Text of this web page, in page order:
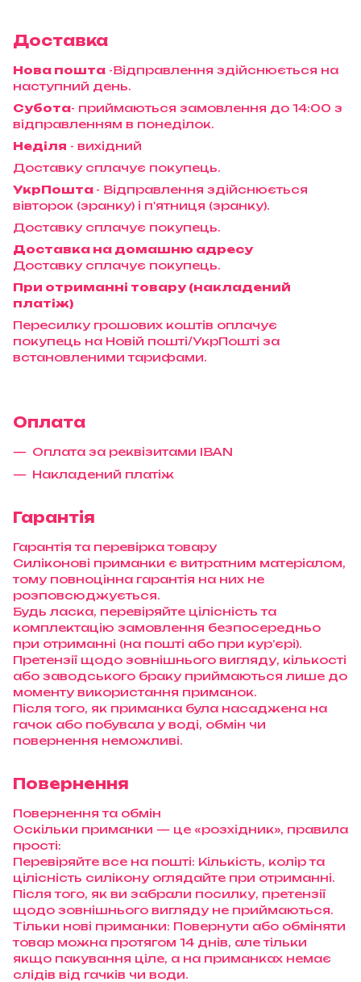
Доставка
Нова пошта -Відправлення здійснюється на
наступний день.
Субота- приймаються замовлення до 14:00 з
відправленням в понеділок.
Неділя - вихідний
Доставку сплачує покупець.
УкрПошта - Відправлення здійснюється
вівторок (зранку) і п'ятниця (зранку).
Доставку сплачує покупець.
Доставка на домашню адресу
Доставку сплачує покупець.
При отриманні товару (накладений
платіж)
Пересилку грошових коштів оплачує
покупець на Новій пошті/УкрПошті за
встановленими тарифами.
Оплата
Оплата за реквізитами IBAN
Накладений платіж
Гарантія
Гарантія та перевірка товару
Силіконові приманки є витратним матеріалом,
тому повноцінна гарантія на них не
розповсюджується.
Будь ласка, перевіряйте цілісність та
комплектацію замовлення безпосередньо
при отриманні (на пошті або при кур’єрі).
Претензії щодо зовнішнього вигляду, кількості
або заводського браку приймаються лише до
моменту використання приманок.
Після того, як приманка була насаджена на
гачок або побувала у воді, обмін чи
повернення неможливі.
Повернення
Повернення та обмін
Оскільки приманки — це «розхідник», правила
прості:
Перевіряйте все на пошті: Кількість, колір та
цілісність силікону оглядайте при отриманні.
Після того, як ви забрали посилку, претензії
щодо зовнішнього вигляду не приймаються.
Тільки нові приманки: Повернути або обміняти
товар можна протягом 14 днів, але тільки
якщо пакування ціле, а на приманках немає
слідів від гачків чи води.